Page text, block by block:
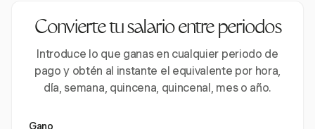
Convierte tu salario entre periodos
Introduce lo que ganas en cualquier periodo de
pago y obtén al instante el equivalente por hora,
día, semana, quincena, quincenal, mes o año.
Gano